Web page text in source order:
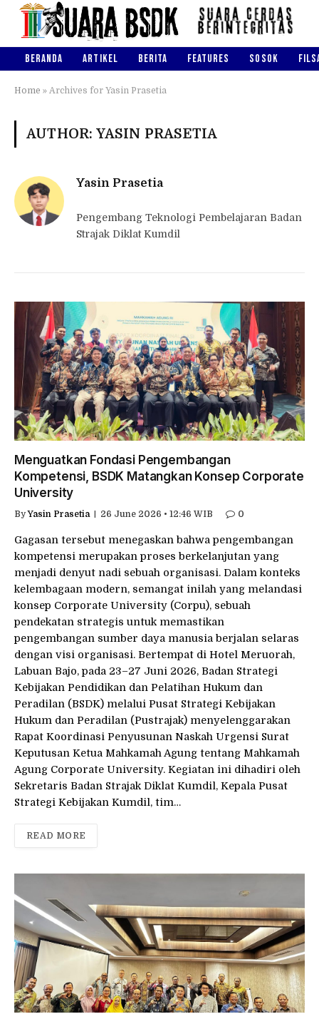
BERANDA ARTIKEL BERITA FEATURES SOSOK
Home » Archives for Yasin Prasetia
AUTHOR: YASIN PRASETIA
Yasin Prasetia
Pengembang Teknologi Pembelajaran Badan
Strajak Diklat Kumdil
Menguatkan Fondasi Pengembangan
Kompetensi, BSDK Matangkan Konsep Corporate
University
By Yasin Prasetia 26 June 2026 • 12:46 WIB 0
Gagasan tersebut menegaskan bahwa pengembangan
kompetensi merupakan proses berkelanjutan yang
menjadi denyut nadi sebuah organisasi. Dalam konteks
kelembagaan modern, semangat inilah yang melandasi
konsep Corporate University (Corpu), sebuah
pendekatan strategis untuk memastikan
pengembangan sumber daya manusia berjalan selaras
dengan visi organisasi. Bertempat di Hotel Meruorah,
Labuan Bajo, pada 23–27 Juni 2026, Badan Strategi
Kebijakan Pendidikan dan Pelatihan Hukum dan
Peradilan (BSDK) melalui Pusat Strategi Kebijakan
Hukum dan Peradilan (Pustrajak) menyelenggarakan
Rapat Koordinasi Penyusunan Naskah Urgensi Surat
Keputusan Ketua Mahkamah Agung tentang Mahkamah
Agung Corporate University. Kegiatan ini dihadiri oleh
Sekretaris Badan Strajak Diklat Kumdil, Kepala Pusat
Strategi Kebijakan Kumdil, tim…
READ MORE